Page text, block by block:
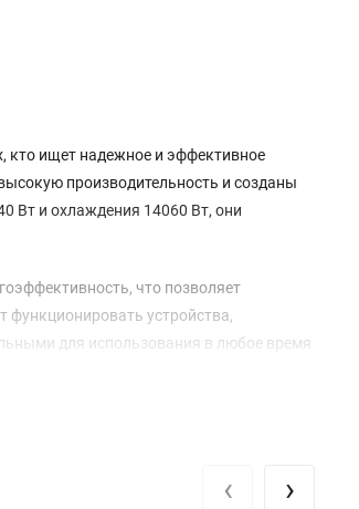
кто ищет надежное и эффективное
производительность и созданы
Вт и охлаждения 14060 Вт, они
что позволяет
функционировать устройства,
для использования в любое время
‹ ›